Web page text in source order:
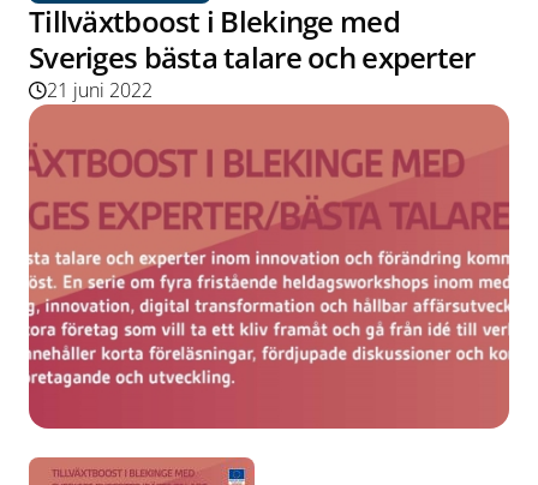
Tillväxtboost i Blekinge med
Sveriges bästa talare och experter
21 juni 2022